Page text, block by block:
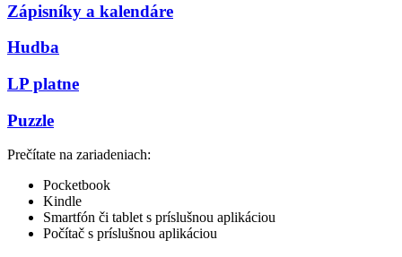
Zápisníky a kalendáre
Hudba
LP platne
Puzzle
Prečítate na zariadeniach:
Pocketbook
Kindle
Smartfón či tablet s príslušnou aplikáciou
Počítač s príslušnou aplikáciou